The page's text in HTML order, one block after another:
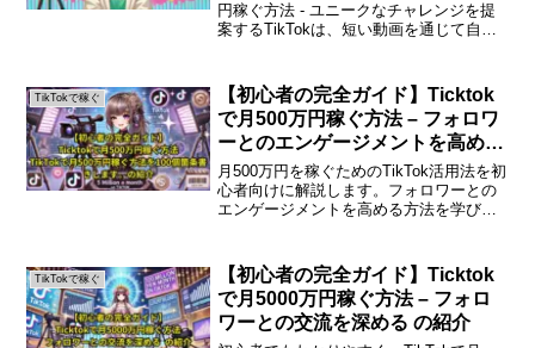
円稼ぐ方法 - ユニークなチャレンジを提
案するTikTokは、短い動画を通じて自己
手段としても注目されています。この記
事で...
TikTokで稼ぐ
【初心者の完全ガイド】Ticktok
で月500万円稼ぐ方法 – フォロワ
ーとのエンゲージメントを高める
の紹介
月500万円を稼ぐためのTikTok活用法を初
心者向けに解説します。フォロワーとの
エンゲージメントを高める方法を学び、
フォームとして多くのユーザーに支持さ
れています。...
TikTokで稼ぐ
【初心者の完全ガイド】Ticktok
で月5000万円稼ぐ方法 – フォロ
ワーとの交流を深める の紹介